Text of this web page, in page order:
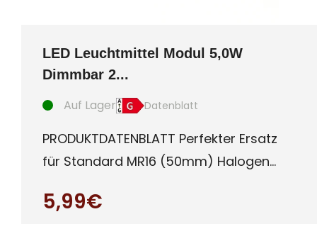
LED Leuchtmittel Modul 5,0W
Dimmbar 2...
Auf Lager Datenblatt
PRODUKTDATENBLATT Perfekter Ersatz
für Standard MR16 (50mm) Halogen
5,99€